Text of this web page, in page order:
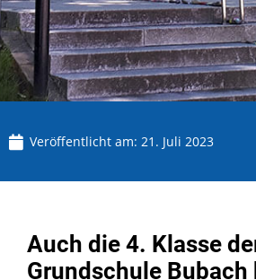
Veröffentlicht am: 21. Juli 2023
Auch die 4. Klasse
Grundschule Bubach